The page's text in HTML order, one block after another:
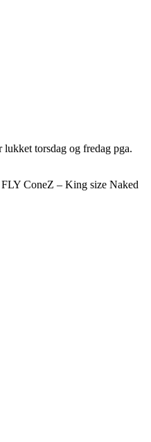
torsdag og fredag pga.
FLY ConeZ – King size Naked